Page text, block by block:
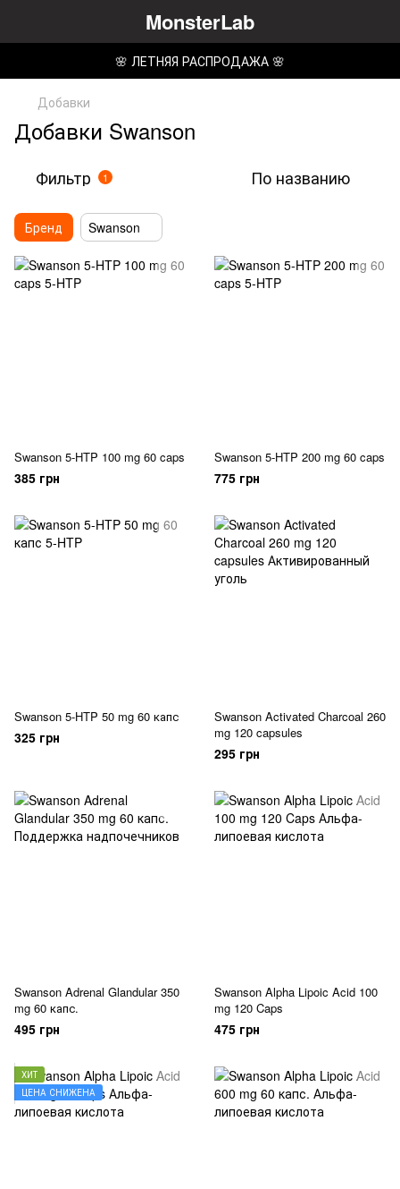
MonsterLab
🌸 ЛЕТНЯЯ РАСПРОДАЖА 🌸
Добавки
Добавки Swanson
Фильтр 1 По названию
Бренд Swanson
Swanson 5-HTP 100 mg 60 caps
385 грн
Swanson 5-HTP 200 mg 60 caps
775 грн
Swanson 5-HTP 50 mg 60 капс
325 грн
Swanson Activated Charcoal 260
mg 120 capsules
295 грн
Swanson Adrenal Glandular 350
mg 60 капс.
495 грн
Swanson Alpha Lipoic Acid 100
mg 120 Caps
475 грн
ХИТ
ЦЕНА СНИЖЕНА